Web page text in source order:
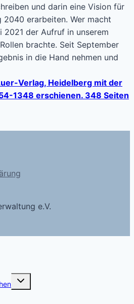
und darin eine Vision für
2040 erarbeiten. Wer macht
2021 der Aufruf in unserem
brachte. Seit September
in die Hand nehmen und
Verlag, Heidelberg mit der
1348 erschienen. 348 Seiten
e.V.
Untermenü